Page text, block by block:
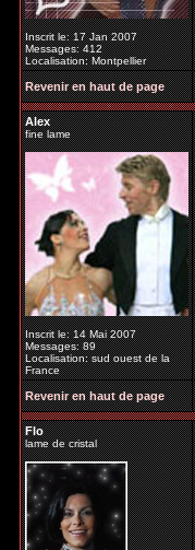
Inscrit le: 17 Jan 2007
Messages: 412
Localisation: Montpellier
Revenir en haut de page
Alex
fine lame
Inscrit le: 14 Mai 2007
Messages: 89
Localisation: sud ouest de la
France
Revenir en haut de page
Flo
lame de cristal